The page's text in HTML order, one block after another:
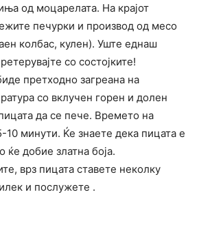
од моцарелата. На крајот
печурки и производ од месо
колбас, кулен). Уште еднаш
со состојките!
претходно загреана на
со вклучен горен и долен
да се пече. Времето на
минути. Ќе знаете дека пицата е
ќе добие златна боја.
врз пицата ставете неколку
и послужете .